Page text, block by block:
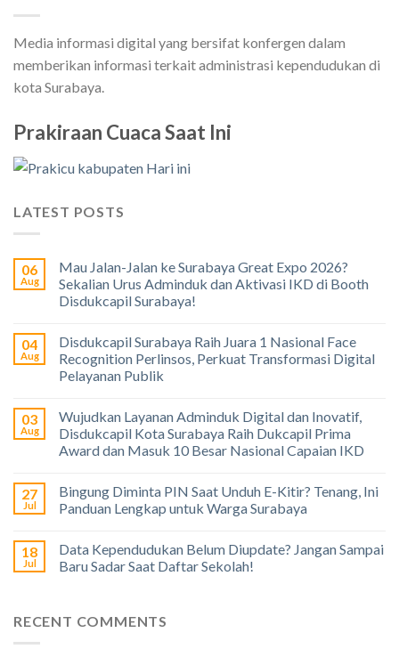
Media informasi digital yang bersifat konfergen dalam
memberikan informasi terkait administrasi kependudukan di
kota Surabaya.
Prakiraan Cuaca Saat Ini
LATEST POSTS
06
Aug
Mau Jalan-Jalan ke Surabaya Great Expo 2026?
Sekalian Urus Adminduk dan Aktivasi IKD di Booth
Disdukcapil Surabaya!
04
Aug
Disdukcapil Surabaya Raih Juara 1 Nasional Face
Recognition Perlinsos, Perkuat Transformasi Digital
Pelayanan Publik
03
Aug
Wujudkan Layanan Adminduk Digital dan Inovatif,
Disdukcapil Kota Surabaya Raih Dukcapil Prima
Award dan Masuk 10 Besar Nasional Capaian IKD
27
Jul
Bingung Diminta PIN Saat Unduh E-Kitir? Tenang, Ini
Panduan Lengkap untuk Warga Surabaya
18
Jul
Data Kependudukan Belum Diupdate? Jangan Sampai
Baru Sadar Saat Daftar Sekolah!
RECENT COMMENTS